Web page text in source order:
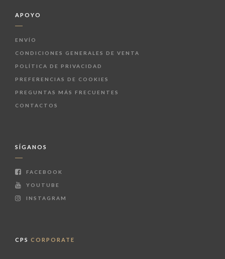
APOYO
ENVÍO
CONDICIONES GENERALES DE VENTA
POLÍTICA DE PRIVACIDAD
PREFERENCIAS DE COOKIES
PREGUNTAS MÁS FRECUENTES
CONTACTOS
SÍGANOS
FACEBOOK
YOUTUBE
INSTAGRAM
CPS CORPORATE